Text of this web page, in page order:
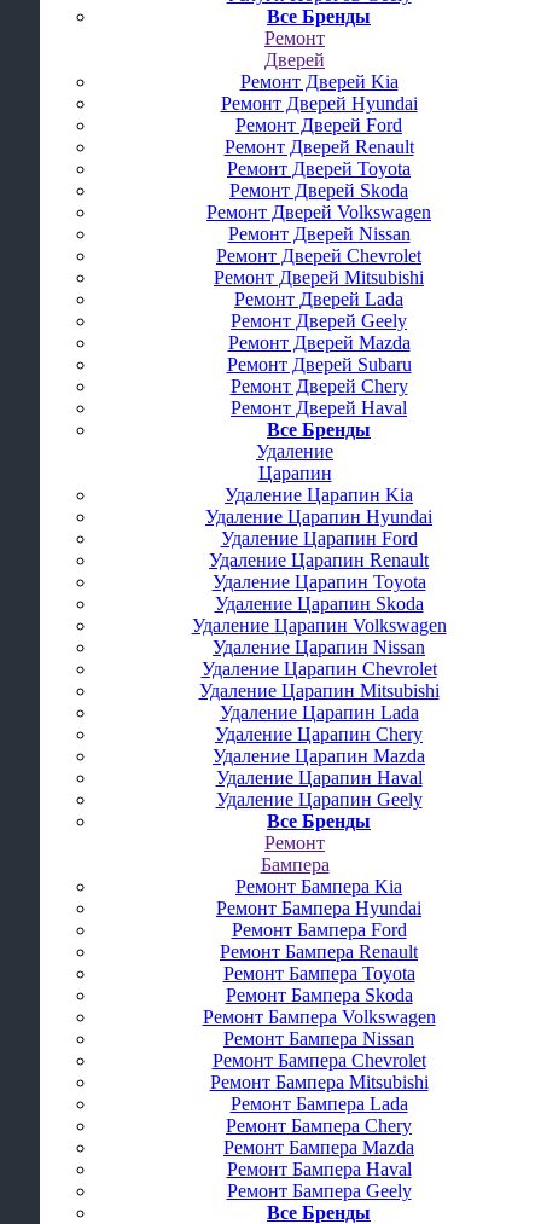
Все Бренды
Ремонт
Дверей
Ремонт Дверей Kia
Ремонт Дверей Hyundai
Ремонт Дверей Ford
Ремонт Дверей Renault
Ремонт Дверей Toyota
Ремонт Дверей Skoda
Ремонт Дверей Volkswagen
Ремонт Дверей Nissan
Ремонт Дверей Chevrolet
Ремонт Дверей Mitsubishi
Ремонт Дверей Lada
Ремонт Дверей Geely
Ремонт Дверей Mazda
Ремонт Дверей Subaru
Ремонт Дверей Chery
Ремонт Дверей Haval
Все Бренды
Удаление
Царапин
Удаление Царапин Kia
Удаление Царапин Hyundai
Удаление Царапин Ford
Удаление Царапин Renault
Удаление Царапин Toyota
Удаление Царапин Skoda
Удаление Царапин Volkswagen
Удаление Царапин Nissan
Удаление Царапин Chevrolet
Удаление Царапин Mitsubishi
Удаление Царапин Lada
Удаление Царапин Chery
Удаление Царапин Mazda
Удаление Царапин Haval
Удаление Царапин Geely
Все Бренды
Ремонт
Бампера
Ремонт Бампера Kia
Ремонт Бампера Hyundai
Ремонт Бампера Ford
Ремонт Бампера Renault
Ремонт Бампера Toyota
Ремонт Бампера Skoda
Ремонт Бампера Volkswagen
Ремонт Бампера Nissan
Ремонт Бампера Chevrolet
Ремонт Бампера Mitsubishi
Ремонт Бампера Lada
Ремонт Бампера Chery
Ремонт Бампера Mazda
Ремонт Бампера Haval
Ремонт Бампера Geely
Все Бренды